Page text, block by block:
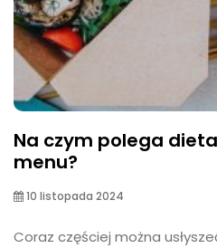
Na czym polega
menu?
10 listopada 2024
Coraz częściej można